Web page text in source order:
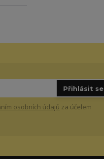
Přihlásit se
osobních údajů za účelem